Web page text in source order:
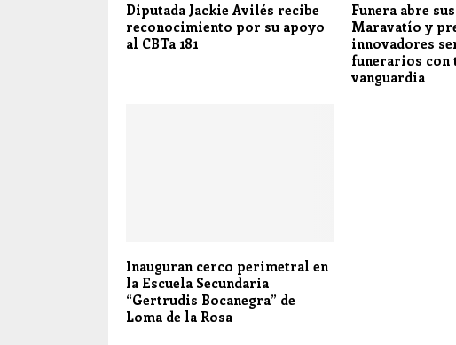
Diputada Jackie Avilés recibe
reconocimiento por su apoyo
al CBTa 181
Funera abre
Maravatío y
innovadores
funerarios con
vanguardia
Inauguran cerco perimetral en
la Escuela Secundaria
“Gertrudis Bocanegra” de
Loma de la Rosa